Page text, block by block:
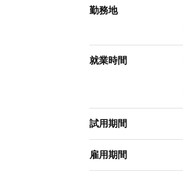
勤務地
就業時間
試用期間
雇用期間